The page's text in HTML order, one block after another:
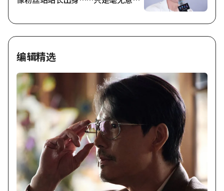
编辑精选